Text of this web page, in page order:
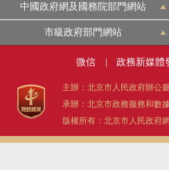
仲介服務 陽光政務
12345網上接訴即辦 我
參與調查 線上訪
中國政府網及國務院部門網站
市級政府部門網站
微信 政務新媒體
主辦：北京市人民政府辦公
承辦：北京市政務服務和數
版權所有：北京市人民政府